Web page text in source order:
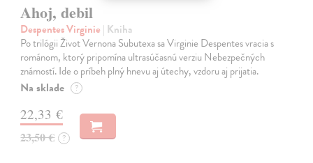
Ahoj, debil
Despentes Virginie | Kniha
Po trilógii Život Vernona Subutexa sa Virginie Despentes vracia s
románom, ktorý pripomína ultrasúčasnú verziu Nebezpečných
známostí. Ide o príbeh plný hnevu aj útechy, vzdoru aj prijatia.
Na sklade ?
22,33 €
23,50 € ?